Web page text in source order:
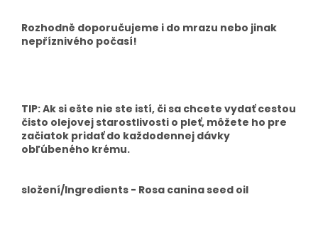
Rozhodně doporučujeme i do mrazu nebo jinak
nepříznivého počasí!
TIP: Ak si ešte nie ste istí, či sa chcete vydať cestou
čisto olejovej starostlivosti o pleť, môžete ho pre
začiatok pridať do každodennej dávky
obľúbeného krému.
složení/Ingredients - Rosa canina seed oil